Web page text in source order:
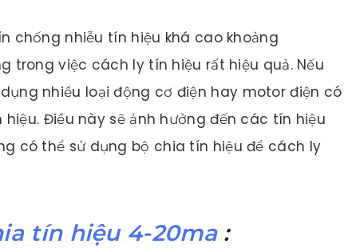
chống nhiễu tín hiệu khá cao khoảng
trong việc cách ly tín hiệu rất hiệu quả. Nếu
nhiều loại động cơ điện hay motor điện có
Điều này sẽ ảnh hưởng đến các tín hiệu
có thể sử dụng bộ chia tín hiệu để cách ly
tín hiệu 4-20ma :